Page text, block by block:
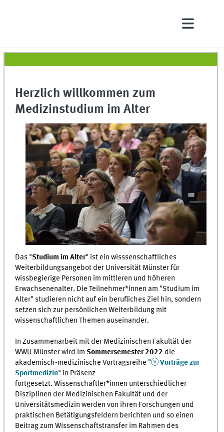
Herzlich willkommen zum
Medizinstudium im Alter
Das "Studium im Alter" ist ein wisssenschaftliches
Weiterbildungsangebot der Universität Münster für
wissbegierige Personen im mittleren und höheren
Erwachsenenalter. Die Teilnehmer*innen am "Studium im
Alter" studieren nicht auf ein berufliches Ziel hin, sondern
setzen sich zur persönlichen Weiterbildung mit
wissenschaftlichen Themen auseinander.
In Zusammenarbeit mit der Medizinischen Fakultät der
WWU Münster wird imSommersemester 2022 die
akademisch-medizinische Vortragsreihe "
Vorträge zur
Sportmedizin" in Präsenz
fortgesetzt. Wissenschaftler*innen unterschiedlicher
Disziplinen der Medizinischen Fakultät und der
Universitätsmedizin werden von ihren Forschungen und
praktischen Betätigungsfeldern berichten und so einen
Beitrag zum Wissenschaftstransfer im Rahmen des